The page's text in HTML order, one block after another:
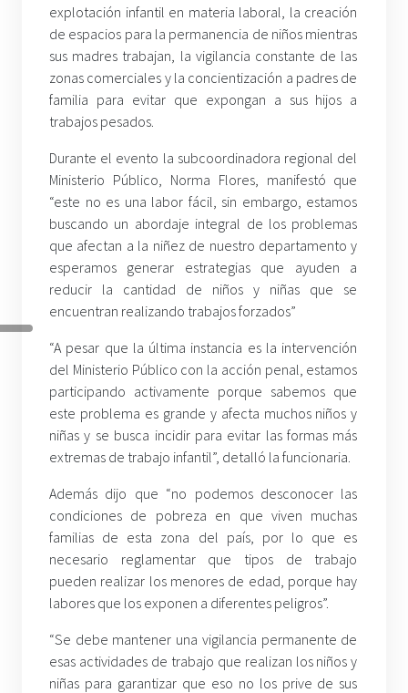
explotación infantil en materia laboral, la creación
de espacios para la permanencia de niños mientras
sus madres trabajan, la vigilancia constante de las
zonas comerciales y la concientización a padres de
familia para evitar que expongan a sus hijos a
trabajos pesados.
Durante el evento la subcoordinadora regional del
Ministerio Público, Norma Flores, manifestó que
“este no es una labor fácil, sin embargo, estamos
buscando un abordaje integral de los problemas
que afectan a la niñez de nuestro departamento y
esperamos generar estrategias que ayuden a
reducir la cantidad de niños y niñas que se
encuentran realizando trabajos forzados”
“A pesar que la última instancia es la intervención
del Ministerio Público con la acción penal, estamos
participando activamente porque sabemos que
este problema es grande y afecta muchos niños y
niñas y se busca incidir para evitar las formas más
extremas de trabajo infantil”, detalló la funcionaria.
Además dijo que “no podemos desconocer las
condiciones de pobreza en que viven muchas
familias de esta zona del país, por lo que es
necesario reglamentar que tipos de trabajo
pueden realizar los menores de edad, porque hay
labores que los exponen a diferentes peligros”.
“Se debe mantener una vigilancia permanente de
esas actividades de trabajo que realizan los niños y
niñas para garantizar que eso no los prive de sus